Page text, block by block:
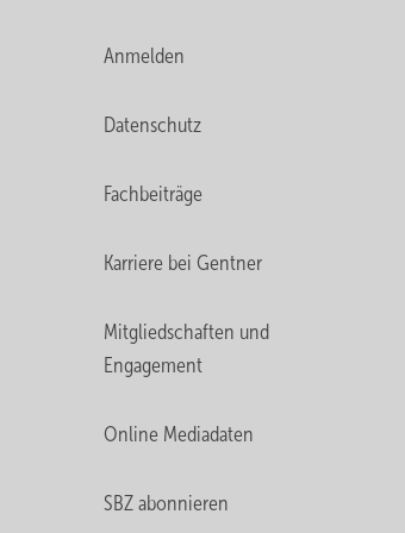
Anmelden
Datenschutz
Fachbeiträge
Karriere bei Gentner
Mitgliedschaften und
Engagement
Online Mediadaten
SBZ abonnieren